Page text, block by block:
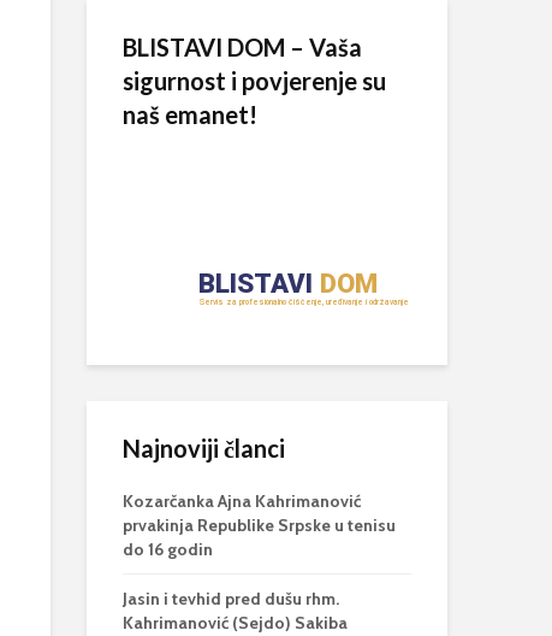
BLISTAVI DOM – Vaša
sigurnost i povjerenje su
naš emanet!
Najnoviji članci
Kozarčanka Ajna Kahrimanović
prvakinja Republike Srpske u tenisu
do 16 godin
Jasin i tevhid pred dušu rhm.
Kahrimanović (Sejdo) Sakiba